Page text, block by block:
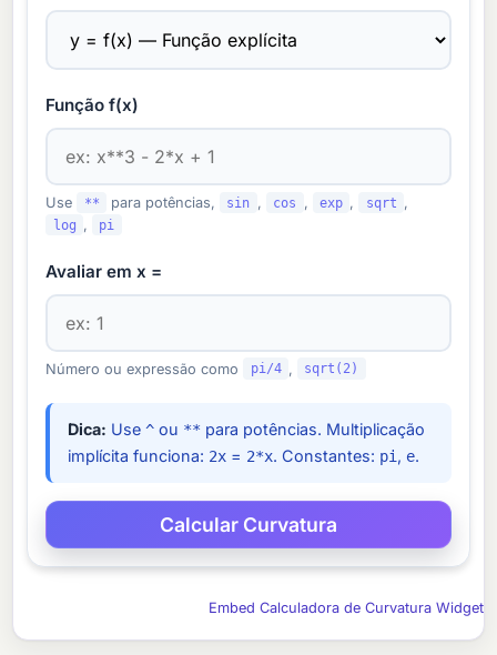
Função f(x)
Use ** para potências, sin , cos , exp , sqrt ,
log , pi
Avaliar em x =
Número ou expressão como pi/4 , sqrt(2)
Dica: Use^ ou ** para potências. Multiplicação
implícita funciona: 2x = 2*x. Constantes: pi , e.
Embed Calculadora de Curvatura Widget